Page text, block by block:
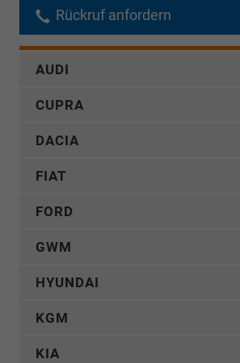
Rückruf anfordern
AUDI
CUPRA
DACIA
FIAT
FORD
GWM
HYUNDAI
KGM
KIA